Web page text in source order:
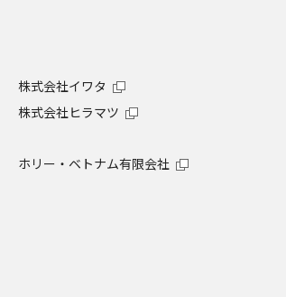
株式会社イワタ
株式会社ヒラマツ
ホリー・ベトナム有限会社